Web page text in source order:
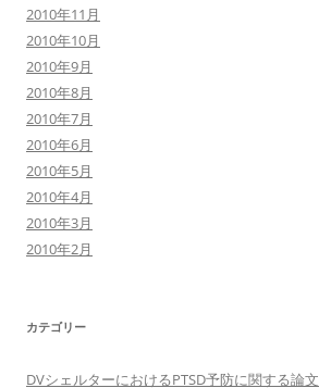
2010年11月
2010年10月
2010年9月
2010年8月
2010年7月
2010年6月
2010年5月
2010年4月
2010年3月
2010年2月
カテゴリー
DVシェルターにおけるPTSD予防に関する論文